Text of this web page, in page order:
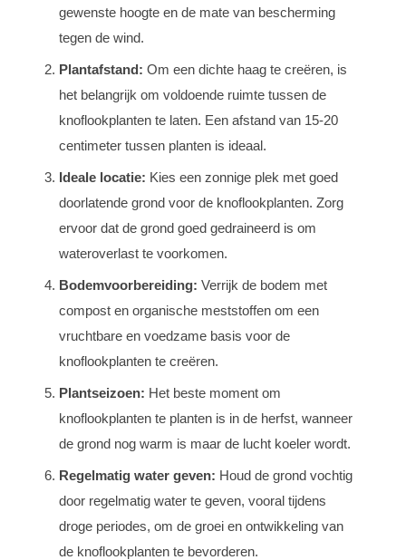
gewenste hoogte en de mate van bescherming
tegen de wind.
Plantafstand: Om een dichte haag te creëren, is
het belangrijk om voldoende ruimte tussen de
knoflookplanten te laten. Een afstand van 15-20
centimeter tussen planten is ideaal.
Ideale locatie: Kies een zonnige plek met goed
doorlatende grond voor de knoflookplanten. Zorg
ervoor dat de grond goed gedraineerd is om
wateroverlast te voorkomen.
Bodemvoorbereiding: Verrijk de bodem met
compost en organische meststoffen om een
vruchtbare en voedzame basis voor de
knoflookplanten te creëren.
Plantseizoen: Het beste moment om
knoflookplanten te planten is in de herfst, wanneer
de grond nog warm is maar de lucht koeler wordt.
Regelmatig water geven: Houd de grond vochtig
door regelmatig water te geven, vooral tijdens
droge periodes, om de groei en ontwikkeling van
de knoflookplanten te bevorderen.